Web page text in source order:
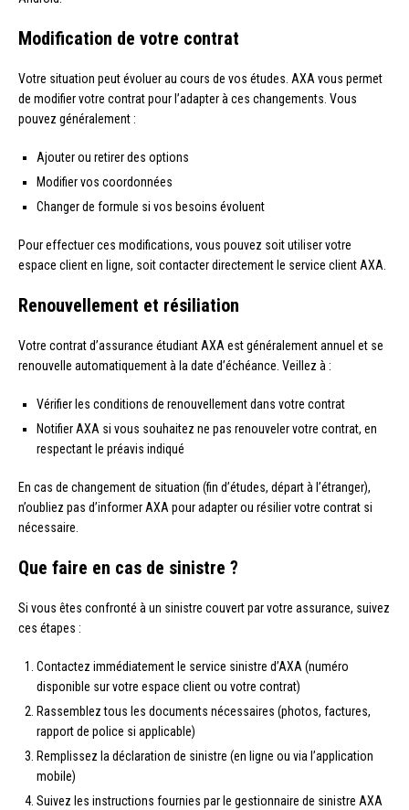
Modification de votre contrat
Votre situation peut évoluer au cours de vos études. AXA vous permet
de modifier votre contrat pour l’adapter à ces changements. Vous
pouvez généralement :
Ajouter ou retirer des options
Modifier vos coordonnées
Changer de formule si vos besoins évoluent
Pour effectuer ces modifications, vous pouvez soit utiliser votre
espace client en ligne, soit contacter directement le service client AXA.
Renouvellement et résiliation
Votre contrat d’assurance étudiant AXA est généralement annuel et se
renouvelle automatiquement à la date d’échéance. Veillez à :
Vérifier les conditions de renouvellement dans votre contrat
Notifier AXA si vous souhaitez ne pas renouveler votre contrat, en
respectant le préavis indiqué
En cas de changement de situation (fin d’études, départ à l’étranger),
n’oubliez pas d’informer AXA pour adapter ou résilier votre contrat si
nécessaire.
Que faire en cas de sinistre ?
Si vous êtes confronté à un sinistre couvert par votre assurance, suivez
ces étapes :
Contactez immédiatement le service sinistre d’AXA (numéro
disponible sur votre espace client ou votre contrat)
Rassemblez tous les documents nécessaires (photos, factures,
rapport de police si applicable)
Remplissez la déclaration de sinistre (en ligne ou via l’application
mobile)
Suivez les instructions fournies par le gestionnaire de sinistre AXA